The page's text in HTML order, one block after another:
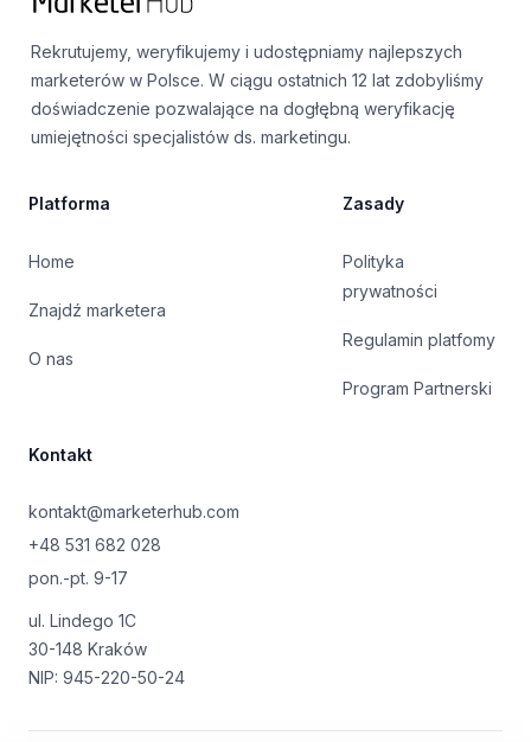
Rekrutujemy, weryfikujemy i udostępniamy najlepszych
marketerów w Polsce. W ciągu ostatnich 12 lat zdobyliśmy
doświadczenie pozwalające na dogłębną weryfikację
umiejętności specjalistów ds. marketingu.
Platforma
Home
Znajdź marketera
O nas
Zasady
Polityka
prywatności
Regulamin platfomy
Program Partnerski
Kontakt
kontakt@marketerhub.com
+48 531 682 028
pon.-pt. 9-17
ul. Lindego 1C
30-148 Kraków
NIP: 945-220-50-24